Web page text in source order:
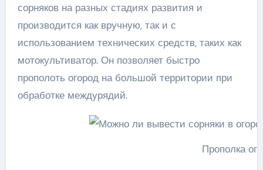
сорняков на разных стадиях развития и
производится как вручную, так и с
использованием технических средств, таких как
мотокультиватор. Он позволяет быстро
прополоть огород на большой территории при
обработке междурядий.
Прополка